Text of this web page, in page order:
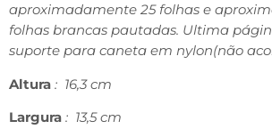
aproximadamente 25 folhas e
folhas brancas pautadas. Ultima
suporte para caneta em nylon(não
Altura : 16,3 cm
Largura : 13,5 cm